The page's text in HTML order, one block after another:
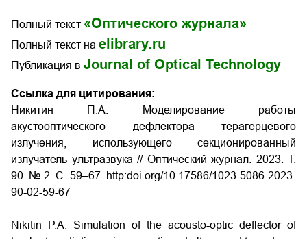
Полный текст «Оптического журнала»
Полный текст на elibrary.ru
Публикация в Journal of Optical Technology
Ссылка для цитирования:
Никитин П.А. Моделирование работы
акустооптического дефлектора терагерцевого
излучения, использующего секционированный
излучатель ультразвука // Оптический журнал. 2023. Т.
90. № 2. С. 59–67. http:doi.org/10.17586/1023-5086-2023-
90-02-59-67
Nikitin P.A. Simulation of the acousto-optic deflector of